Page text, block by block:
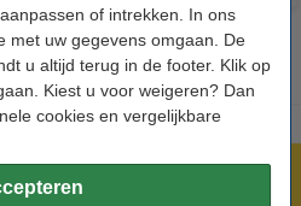
of intrekken. In ons
met uw gegevens omgaan. De
u altijd terug in de footer. Klik op
Kiest u voor weigeren? Dan
cookies en vergelijkbare